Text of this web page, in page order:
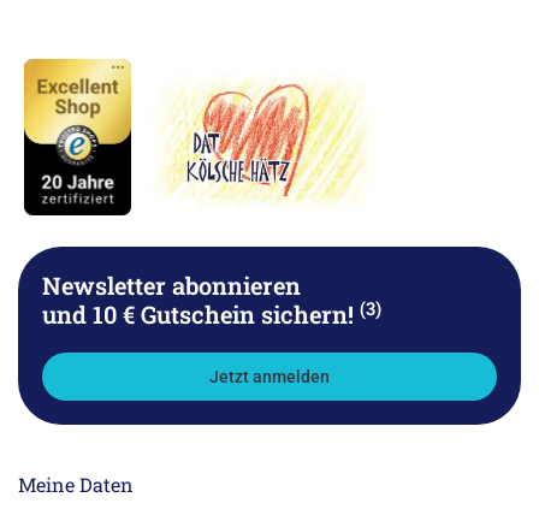
Newsletter abonnieren
und 10 € Gutschein sichern! (3)
Jetzt anmelden
Meine Daten